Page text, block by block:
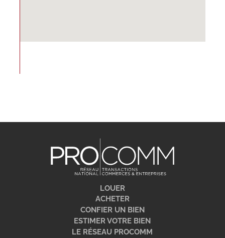
LOUER
ACHETER
CONFIER UN BIEN
ESTIMER VOTRE BIEN
LE RÉSEAU PROCOMM